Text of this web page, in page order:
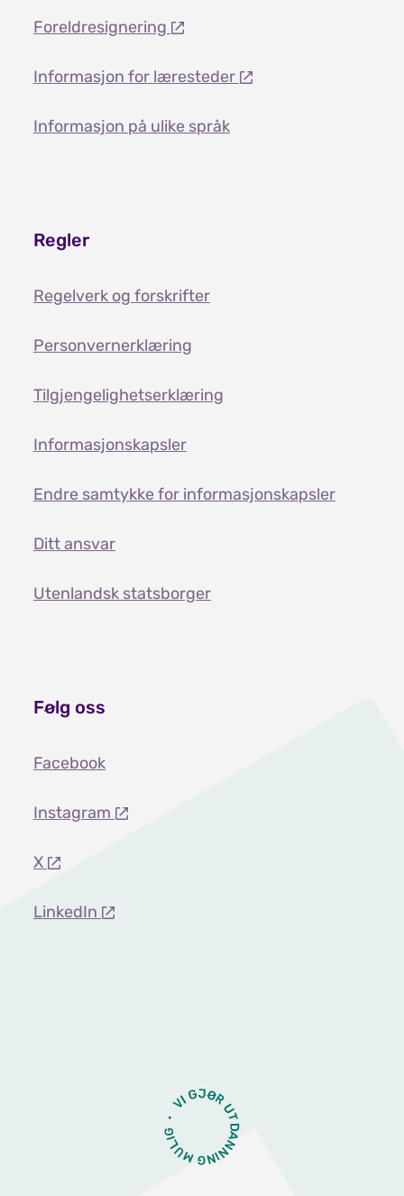
Foreldresignering
Informasjon for læresteder
Informasjon på ulike språk
Regler
Regelverk og forskrifter
Personvernerklæring
Tilgjengelighetserklæring
Informasjonskapsler
Endre samtykke for informasjonskapsler
Ditt ansvar
Utenlandsk statsborger
Følg oss
Facebook
Instagram
X
LinkedIn